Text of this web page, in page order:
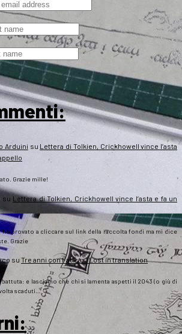
Arduini su Lettera di Tolkien, Crickhowell vince l’asta
Grazie mille!
su Lettera di Tolkien, Crickhowell vince l’asta e fa un
ho provato a cliccare sul link della raccolta fondi ma mi dice
Grazie
su Tre anni con Fatica… Lost in translation
battuta: e lasciamo che chi si lamenta aspetti il 2043 (o giù di
volta scaduti…
: